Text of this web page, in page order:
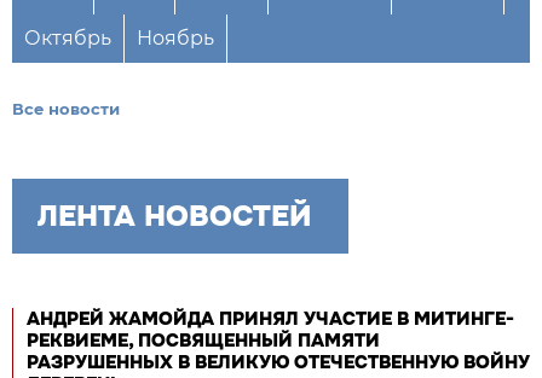
Октябрь Ноябрь
Все новости
ЛЕНТА НОВОСТЕЙ
АНДРЕЙ ЖАМОЙДА ПРИНЯЛ УЧАСТИЕ В МИТИНГЕ-
РЕКВИЕМЕ, ПОСВЯЩЕННЫЙ ПАМЯТИ
РАЗРУШЕННЫХ В ВЕЛИКУЮ ОТЕЧЕСТВЕННУЮ ВОЙНУ